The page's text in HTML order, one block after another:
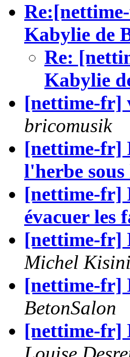
Kabylie de
Re:
Kabylie
[nettime-fr]
bricomusik
[nettime-fr]
l'herbe
[nettime-fr]
évacuer les
[nettime-fr]
Michel
[nettime-fr]
BetonSalon
[nettime-fr]